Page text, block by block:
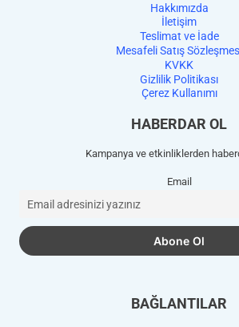
Hakkımızda
İletişim
Teslimat ve İade
Mesafeli Satış
KVKK
Gizlilik Politikası
Çerez Kullanımı
HABERDAR OL
Kampanya ve etkinliklerden
Email
BAĞLANTILAR